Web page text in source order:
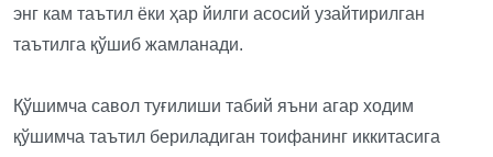
энг кам таътил ёки ҳар йилги асосий узайтирилган
таътилга қўшиб жамланади.
Қўшимча савол туғилиши табий яъни агар ходим
қўшимча таътил бериладиган тоифанинг иккитасига